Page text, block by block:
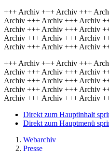
+++ Archiv +++ Archiv +++
Archiv +++ Archiv +++ Archiv
Archiv +++ Archiv +++ Archiv
Archiv +++ Archiv +++ Archiv
Archiv +++ Archiv +++ Archiv
+++ Archiv +++ Archiv +++
Archiv +++ Archiv +++ Archiv
Archiv +++ Archiv +++ Archiv
Archiv +++ Archiv +++ Archiv
Archiv +++ Archiv +++ Archiv
Direkt zum Hauptinhalt
Direkt zum Hauptmenü
Webarchiv
Presse